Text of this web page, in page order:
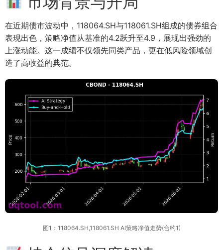
在近期债市波动中，118064.SH与118061.SH组成的债券组合
表现出色，策略净值从基准的4.2跃升至4.9，展现出强劲的
上涨动能。这一成绩不仅领先同类产品，更在低风险领域创
造了高收益的典范。
图1：118064.SH,118061.SH AI策略净值走势(合约1)